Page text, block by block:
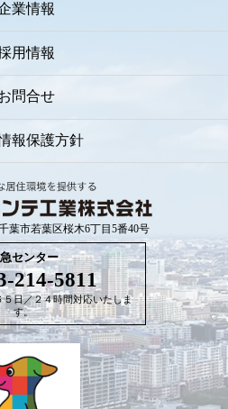
業情報
用情報
問合せ
報保護方針
葉市若葉区桜木6丁目5番40号
センター
214-5811
日／２４時間対応いたしま
す。